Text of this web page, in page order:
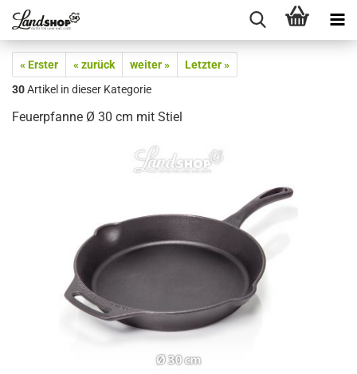
« Erster « zurück weiter »
Letzter »
30Artikel in dieser Kategorie
Feuerpfanne Ø 30 cm mit Stiel